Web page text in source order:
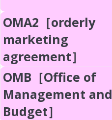
OMA2［orderly
marketing
agreement］
OMB［Office of
Management and
Budget］